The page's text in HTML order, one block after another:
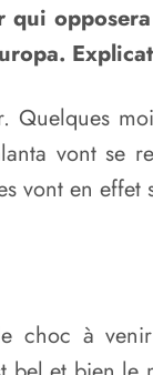
qui
Quelques
vont se
vont en effet
choc à